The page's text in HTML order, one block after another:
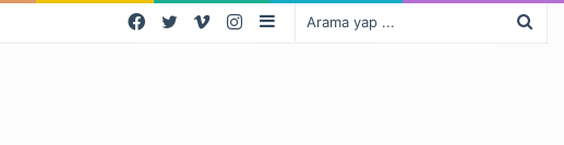
Kenar
Instagram
Vimeo
Twitter
Facebook